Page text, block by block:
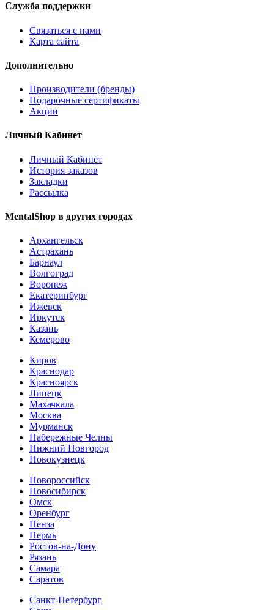
Служба поддержки
Связаться с нами
Карта сайта
Дополнительно
Производители (бренды)
Подарочные сертификаты
Акции
Личный Кабинет
Личный Кабинет
История заказов
Закладки
Рассылка
MentalShop в других городах
Архангельск
Астрахань
Барнаул
Волгоград
Воронеж
Екатеринбург
Ижевск
Иркутск
Казань
Кемерово
Киров
Краснодар
Красноярск
Липецк
Махачкала
Москва
Мурманск
Набережные Челны
Нижний Новгород
Новокузнецк
Новороссийск
Новосибирск
Омск
Оренбург
Пенза
Пермь
Ростов-на-Дону
Рязань
Самара
Cаратов
Санкт-Петербург